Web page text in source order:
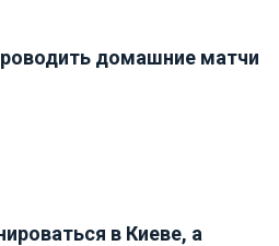
домашние матчи
в Киеве, а